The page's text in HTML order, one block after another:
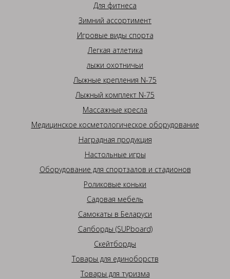
Для фитнеса
Зимний ассортимент
Игровые виды спорта
Легкая атлетика
лыжи охотничьи
Лыжные крепления N-75
Лыжный комплект N-75
Массажные кресла
Медицинское косметологическое оборудование
Наградная продукция
Настольные игры
Оборудование для спортзалов и стадионов
Роликовые коньки
Садовая мебель
Самокаты в Беларуси
Сапборды (SUPboard)
Скейтборды
Товары для единоборств
Товары для туризма